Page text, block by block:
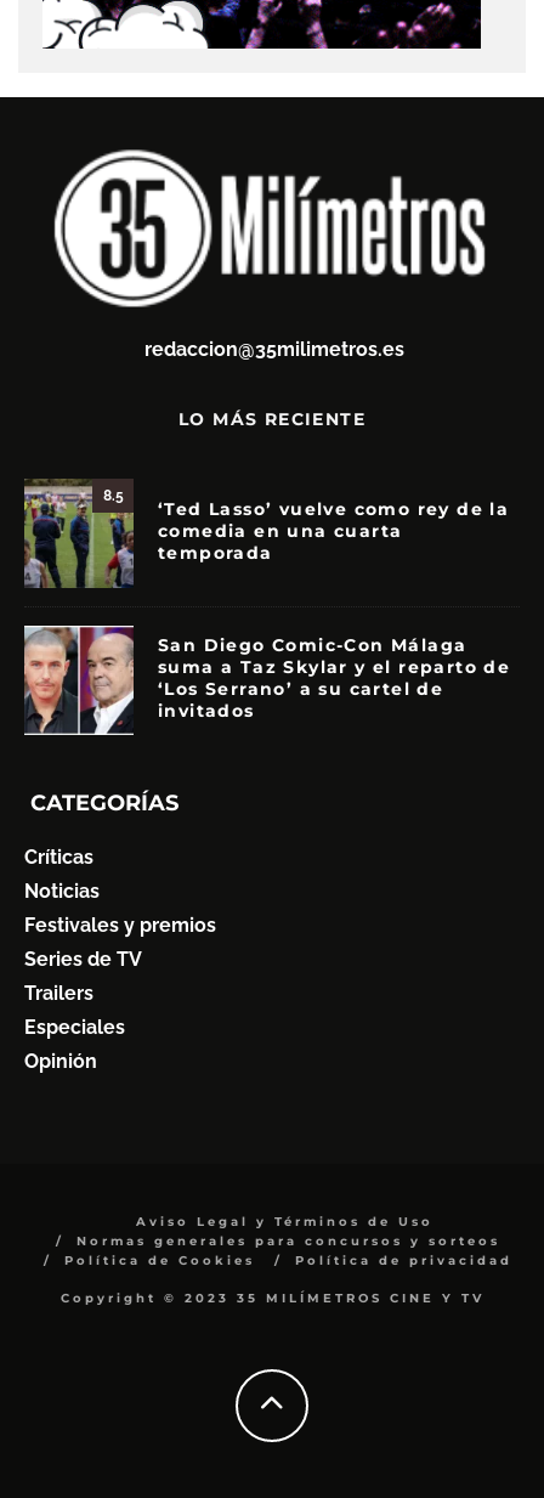
redaccion@35milimetros.es
LO MÁS RECIENTE
8.5
‘Ted Lasso’ vuelve como rey de la
comedia en una cuarta
temporada
San Diego Comic-Con Málaga
suma a Taz Skylar y el reparto de
‘Los Serrano’ a su cartel de
invitados
CATEGORÍAS
Críticas
Noticias
Festivales y premios
Series de TV
Trailers
Especiales
Opinión
Aviso Legal y Términos de Uso
Normas generales para concursos y sorteos
Política de Cookies
Política de privacidad
Copyright © 2023 35 MILÍMETROS CINE Y TV